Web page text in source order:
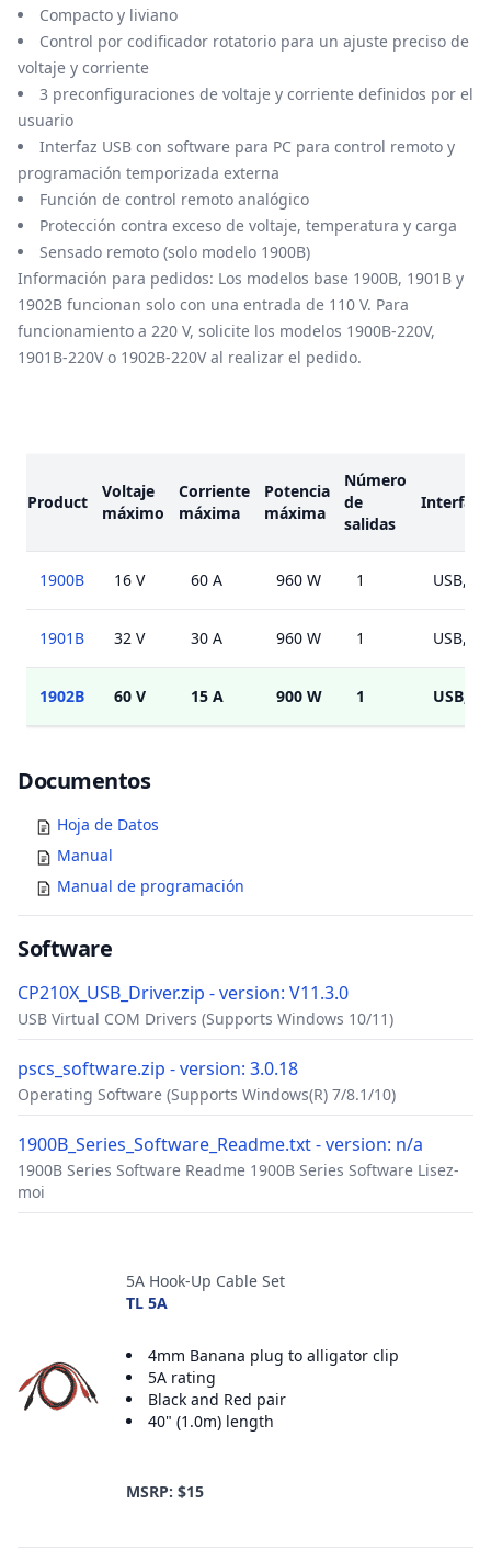
Compacto y liviano
Control por codificador rotatorio para un ajuste preciso de
voltaje y corriente
3 preconfiguraciones de voltaje y corriente definidos por el
usuario
Interfaz USB con software para PC para control remoto y
programación temporizada externa
Función de control remoto analógico
Protección contra exceso de voltaje, temperatura y carga
Sensado remoto (solo modelo 1900B)
Información para pedidos: Los modelos base 1900B, 1901B y
1902B funcionan solo con una entrada de 110 V. Para
funcionamiento a 220 V, solicite los modelos 1900B-220V,
1901B-220V o 1902B-220V al realizar el pedido.
Product
Voltaje
máximo
Corriente
máxima
Potencia
máxima
Número
de
salidas
Interfaz
1900B 16 V 60 A 960 W 1 USB,
1901B 32 V 30 A 960 W 1 USB,
1902B 60 V 15 A 900 W 1 USB,
Documents
Documentos
Hoja de Datos
Manual
Manual de programación
Software
CP210X_USB_Driver.zip - version: V11.3.0
USB Virtual COM Drivers (Supports Windows 10/11)
pscs_software.zip - version: 3.0.18
Operating Software (Supports Windows(R) 7/8.1/10)
1900B_Series_Software_Readme.txt - version: n/a
1900B Series Software Readme 1900B Series Software Lisez-
moi
5A Hook-Up Cable Set
TL 5A
4mm Banana plug to alligator clip
5A rating
Black and Red pair
40" (1.0m) length
MSRP: $15